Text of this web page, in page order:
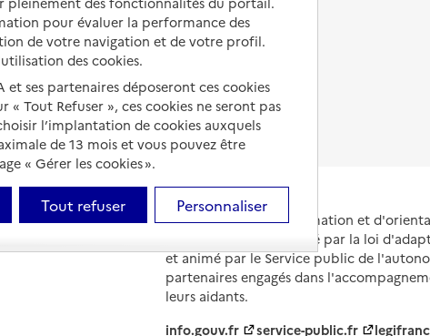
EHPAD
Droits en EHPAD
Fin de vie en EHPAD
Portail national d'information et
et de leurs proches, créé par la loi
et animé par le Service public de
partenaires engagés dans
leurs aidants.
info.gouv.fr
service-public.fr
pour évaluer la performance des
de votre navigation et de votre profil.
des cookies.
ses partenaires déposeront ces cookies
Tout Refuser », ces cookies ne seront pas
l’implantation de cookies auxquels
de 13 mois et vous pouvez être
« Gérer les cookies ».
Tout refuser Personnaliser